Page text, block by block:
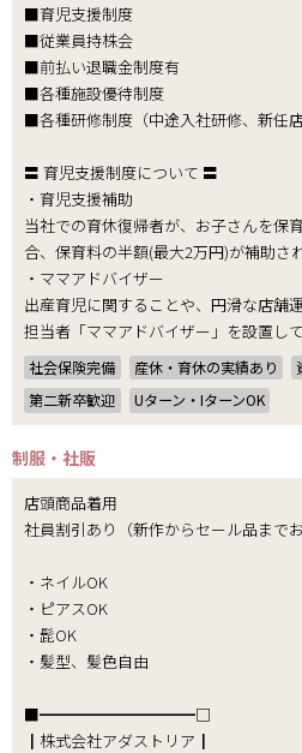
■育児支援制度
■従業員持株会
■前払い退職金制度有
■各種施設優待制度
■各種研修制度（中途入社研修、新任
〓 育児支援制度について 〓
・育児支援補助
当社での育休復帰者が、お子さんを保
合、保育料の半額(最大2万円)が補助され
・ママアドバイザー
出産育児に関することや、円滑な店舗
担当者「ママアドバイザー」を設置して
社会保険完備 産休・育休の実績あり
第二新卒歓迎
Uターン・IターンOK
制服・社販
店頭商品着用
社員割引あり（新作からセール品まで
・ネイルOK
・ピアスOK
・髭OK
・髪型、髪色自由
■━━━━━━━━━━□
┃株式会社アダストリア┃